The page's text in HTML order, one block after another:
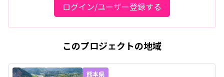
ログイン/ユーザー登録する
このプロジェクトの地域
熊本県